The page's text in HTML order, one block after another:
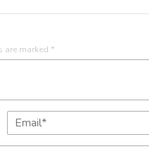
are marked *